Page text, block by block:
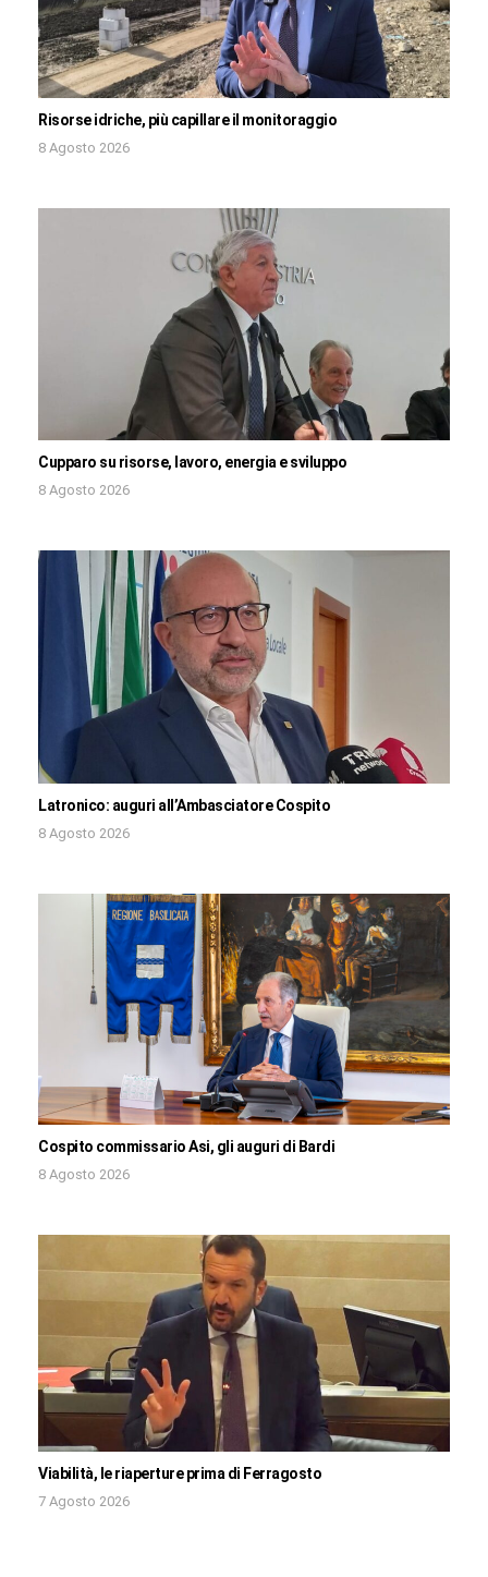
Risorse idriche, più capillare il monitoraggio
8 Agosto 2026
Cupparo su risorse, lavoro, energia e sviluppo
8 Agosto 2026
Latronico: auguri all’Ambasciatore Cospito
8 Agosto 2026
Cospito commissario Asi, gli auguri di Bardi
8 Agosto 2026
Viabilità, le riaperture prima di Ferragosto
7 Agosto 2026